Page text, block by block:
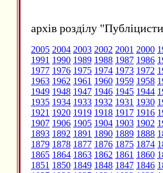
архів розділу
2005 2004 2003 2002 2001 2000
1991 1990 1989 1988 1987 1986
1977 1976 1975 1974 1973 1972
1963 1962 1961 1960 1959 1958
1949 1948 1947 1946 1945 1944
1935 1934 1933 1932 1931 1930
1921 1920 1919 1918 1917 1916
1907 1906 1905 1904 1903 1902
1893 1892 1891 1890 1889 1888
1879 1878 1877 1876 1875 1874
1865 1864 1863 1862 1861 1860
1851 1850 1849 1848 1847 1846